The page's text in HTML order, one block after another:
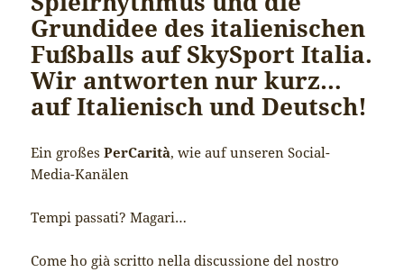
Grundidee des italienischen
Fußballs auf SkySport Italia.
Wir antworten nur kurz…
auf Italienisch und Deutsch!
Ein großesPerCarità, wie auf unseren Social-
Media-Kanälen
Tempi passati? Magari…
Come ho già scritto nella discussione del nostro